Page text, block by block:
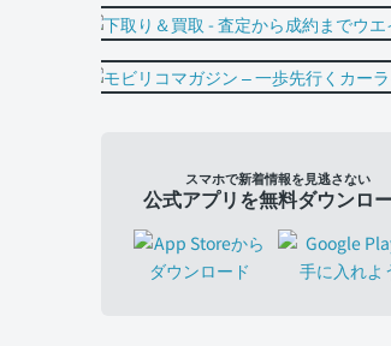
スマホで新着情報を見逃さない
公式アプリを無料ダウンロ